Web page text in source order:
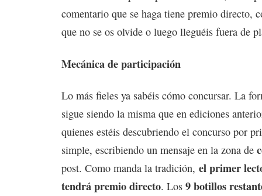
comentario que se haga tiene premio directo,
que no se os olvide o luego lleguéis fuera de
Mecánica de participación
Lo más fieles ya sabéis cómo concursar. La
sigue siendo la misma que en ediciones
quienes estéis descubriendo el concurso por
simple, escribiendo un mensaje en la zona de
post. Como manda la tradición, el primer
tendrá premio directo. Los 9 botillos